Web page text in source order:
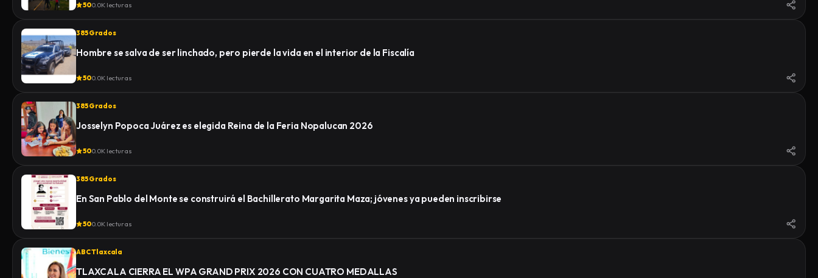
500.0K lecturas
385 Grados
Hombre se salva de ser linchado, pero pierde la vida en el interior de la Fiscalía
500.0K lecturas
385 Grados
Josselyn Popoca Juárez es elegida Reina de la Feria Nopalucan 2026
500.0K lecturas
385 Grados
En San Pablo del Monte se construirá el Bachillerato Margarita Maza; jóvenes ya pueden inscribirse
500.0K lecturas
ABC Tlaxcala
TLAXCALA CIERRA EL WPA GRAND PRIX 2026 CON CUATRO MEDALLAS